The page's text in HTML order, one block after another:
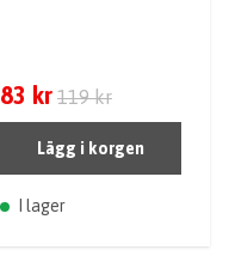
83 kr 119 kr
Lägg i korgen
I lager